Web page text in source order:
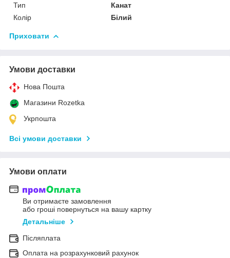
Тип
Канат
Колір
Білий
Приховати
Умови доставки
Нова Пошта
Магазини Rozetka
Укрпошта
Всі умови доставки
Умови оплати
Ви отримаєте замовлення
або гроші повернуться на вашу картку
Детальніше
Післяплата
Оплата на розрахунковий рахунок